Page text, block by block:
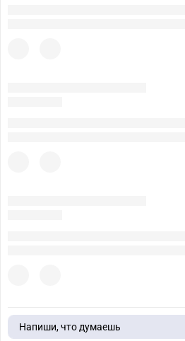
Напиши, что думаешь